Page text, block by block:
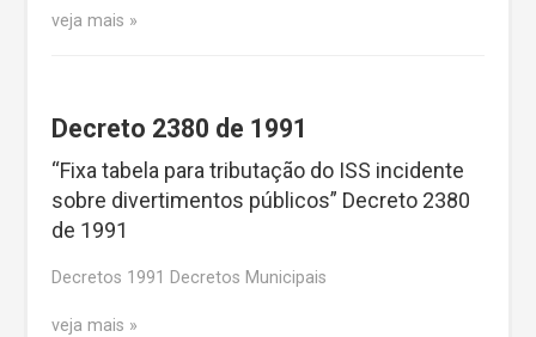
veja mais
Decreto 2380 de 1991
“Fixa tabela para tributação do ISS incidente
sobre divertimentos públicos” Decreto 2380
de 1991
Decretos 1991 Decretos Municipais
veja mais